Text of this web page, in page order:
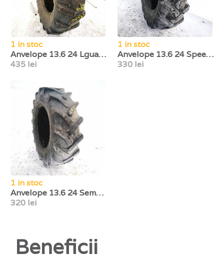
1 in stoc
Anvelope 13.6 24 Lguard
435 lei
1 in stoc
Anvelope 13.6 24 Speedways
330 lei
1 in stoc
Anvelope 13.6 24 Semperit
320 lei
Beneficii